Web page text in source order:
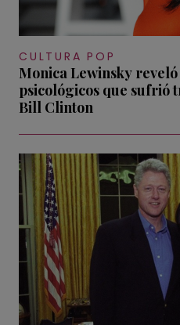
CULTURA POP
Monica Lewinsky
psicológicos que sufrió
Bill Clinton